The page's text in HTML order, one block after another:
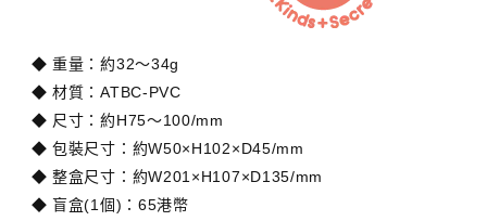
◆ 重量：約32～34g
◆ 材質：ATBC-PVC
◆ 尺寸：約H75～100/mm
◆ 包裝尺寸：約W50×H102×D45/mm
◆ 整盒尺寸：約W201×H107×D135/mm
◆ 盲盒(1個)：65港幣